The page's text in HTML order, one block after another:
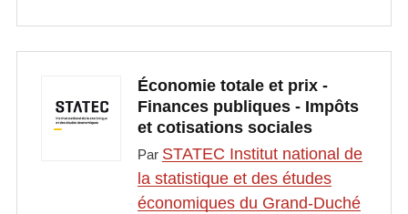
Économie totale et prix -
Finances publiques - Impôts
et cotisations sociales
Par STATEC Institut national de
la statistique et des études
économiques du Grand-Duché